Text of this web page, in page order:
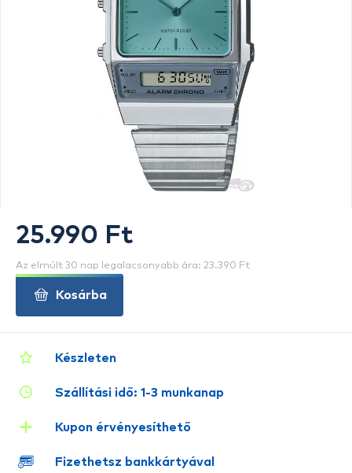
Készleten
Szállítási idő: 1-3 munkanap
Kupon érvényesíthető
Fizethetsz bankkártyával
25.990 Ft
Az elmúlt 30 nap legalacsonyabb ára: 23.390 Ft
Kosárba